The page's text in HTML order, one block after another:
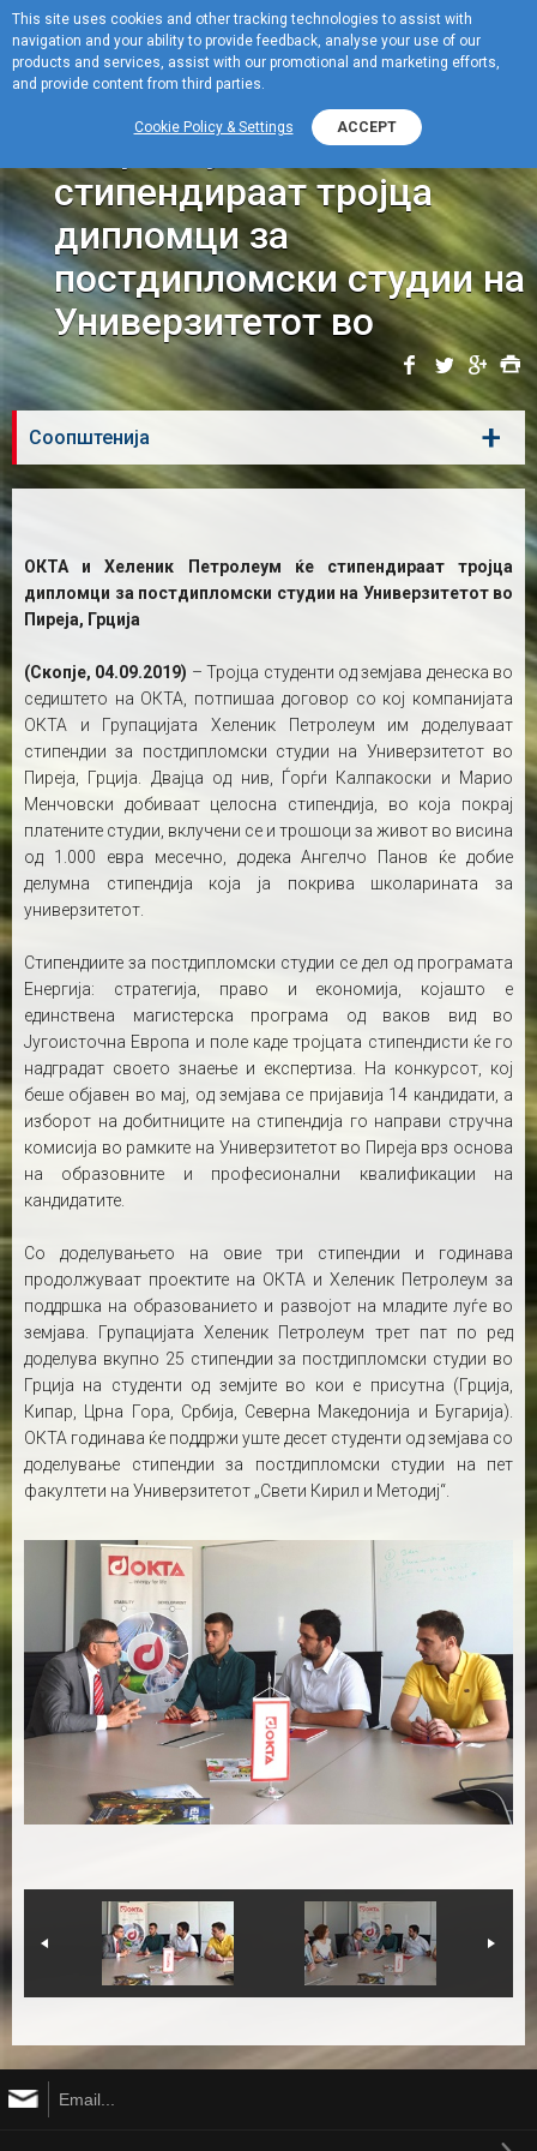
Menu
ОКТА и Хеленик
Петролеум ќе
стипендираат тројца
дипломци за
постдипломски студии на
Универзитетот во
Соопштенија +
ОКТА и Хеленик Петролеум ќе стипендираат тројца
дипломци за постдипломски студии на Универзитетот во
Пиреја, Грција
(Скопје, 04.09.2019) – Тројца студенти од земјава денеска во
седиштето на ОКТА, потпишаа договор со кој компанијата
ОКТА и Групацијата Хеленик Петролеум им доделуваат
стипендии за постдипломски студии на Универзитетот во
Пиреја, Грција. Двајца од нив, Ѓорѓи Калпакоски и Марио
Менчовски добиваат целосна стипендија, во која покрај
платените студии, вклучени се и трошоци за живот во висина
од 1.000 евра месечно, додека Ангелчо Панов ќе добие
делумна стипендија која ја покрива школарината за
универзитетот.
Стипендиите за постдипломски студии се дел од програмата
Енергија: стратегија, право и економија, којашто е
единствена магистерска програма од ваков вид во
Југоисточна Европа и поле каде тројцата стипендисти ќе го
надградат своето знаење и експертиза. На конкурсот, кој
беше објавен во мај, од земјава се пријавија 14 кандидати, а
изборот на добитниците на стипендија го направи стручна
комисија во рамките на Универзитетот во Пиреја врз основа
на образовните и професионални квалификации на
кандидатите.
Со доделувањето на овие три стипендии и годинава
продолжуваат проектите на ОКТА и Хеленик Петролеум за
поддршка на образованието и развојот на младите луѓе во
земјава. Групацијата Хеленик Петролеум трет пат по ред
доделува вкупно 25 стипендии за постдипломски студии во
Грција на студенти од земјите во кои е присутна (Грција,
Кипар, Црна Гора, Србија, Северна Македонија и Бугарија).
ОКТА годинава ќе поддржи уште десет студенти од земјава со
доделување стипендии за постдипломски студии на пет
факултети на Универзитетот „Свети Кирил и Методиј“.
This site uses cookies and other tracking technologies to assist with
navigation and your ability to provide feedback, analyse your use of our
products and services, assist with our promotional and marketing efforts,
and provide content from third parties.
Cookie Policy & Settings ACCEPT